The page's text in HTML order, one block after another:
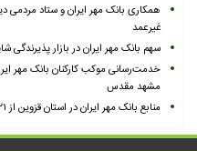
همکاری بانک مهر ایران و ستاد مردمی
غیرعمد
سهم بانک مهر ایران در بازار پذیرندگی شاپرک از ۱۰ درصد
خدمت‌رسانی موکب کارکنان بانک مهر
مشهد مقدس
منابع بانک مهر ایران در استان قزوین از ۲۱ همت عبور کرد